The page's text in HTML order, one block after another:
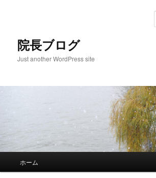
院長ブログ
Just another WordPress site
メ
サ
ホーム